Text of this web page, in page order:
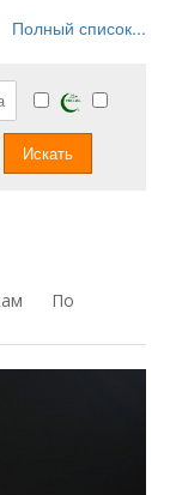
Полный список...
По